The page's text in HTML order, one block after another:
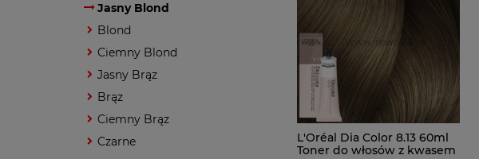
Jasny Blond
Blond
Ciemny Blond
Jasny Brąz
Brąz
Ciemny Brąz
Czarne
L'Oréal Dia Color 8.13 60ml
Toner do włosów z kwasem